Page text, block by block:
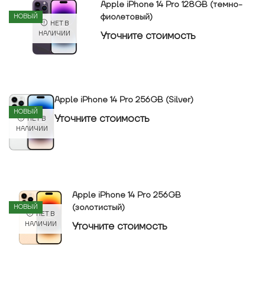
НОВЫЙ
НЕТ В
НАЛИЧИИ
Apple iPhone 14 Pro 128GB (темно-
фиолетовый)
Уточнитe стоимость
НОВЫЙ
НЕТ В
НАЛИЧИИ
Apple iPhone 14 Pro 256GB (Silver)
Уточнитe стоимость
НОВЫЙ
НЕТ В
НАЛИЧИИ
Apple iPhone 14 Pro 256GB
(золотистый)
Уточнитe стоимость